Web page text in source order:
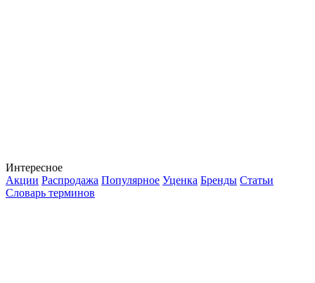
Интересное
Акции Распродажа Популярное Уценка Бренды Статьи
Словарь терминов